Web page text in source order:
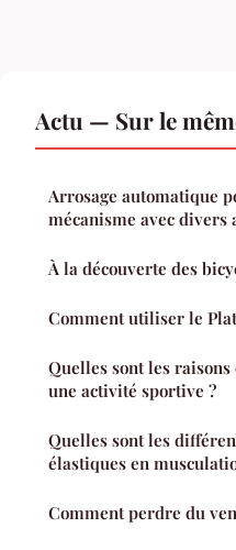
Actu — Sur le
Arrosage automatique
mécanisme avec divers
À la découverte des
Comment utiliser le
Quelles sont les
une activité sportive ?
Quelles sont les
élastiques en
Comment perdre du